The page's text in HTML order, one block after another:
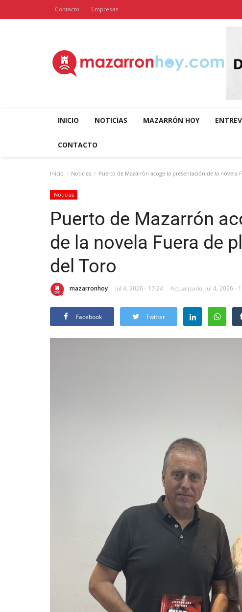
Contacto Empresas
INICIO NOTICIAS MAZARRÓN HOY
CONTACTO
Inicio Noticias Puerto de Mazarrón acoge la presentación de la novela
Noticias
Puerto de Mazarrón
de la novela Fuera de
del Toro
mazarronhoy Jul 4, 2026 - 17:24 Actualizado: Jul 4, 2026 -
Facebook Twitter